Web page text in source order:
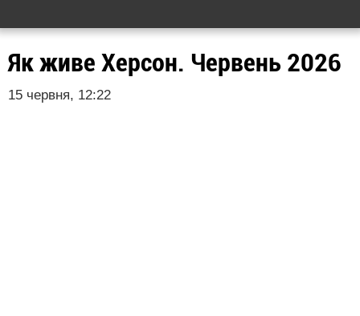
Як живе Херсон. Червень 2026
15 червня, 12:22